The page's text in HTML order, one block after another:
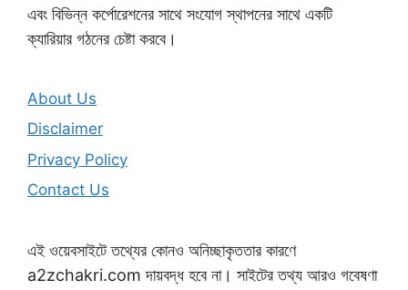
এবং বিভিন্ন কর্পোরেশনের সাথে সংযোগ স্থাপনের সাথে একটি
ক্যারিয়ার গঠনের চেষ্টা করবে।
About Us
Disclaimer
Privacy Policy
Contact Us
এই ওয়েবসাইটে তথ্যের কোনও অনিচ্ছাকৃততার কারণে
a2zchakri.com দায়বদ্ধ হবে না। সাইটের তথ্য আরও গবেষণা